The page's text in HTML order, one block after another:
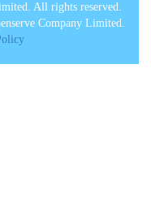
All rights reserved.
Company Limited.